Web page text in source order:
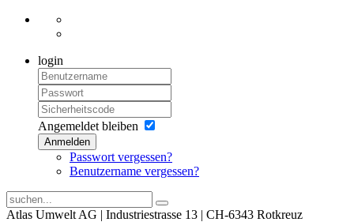
login
Angemeldet bleiben
Anmelden
Passwort vergessen?
Benutzername vergessen?
Atlas Umwelt AG | Industriestrasse 13 | CH-6343 Rotkreuz